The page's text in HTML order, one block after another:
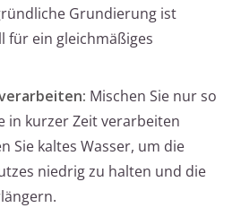
Grundierung ist
für ein gleichmäßiges
Mischen Sie nur so
in kurzer Zeit verarbeiten
Sie kaltes Wasser, um die
niedrig zu halten und die